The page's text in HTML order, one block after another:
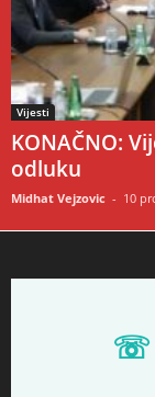
Vijesti
KONAČNO:
odluku
Midhat Vejzovic - 10
☏